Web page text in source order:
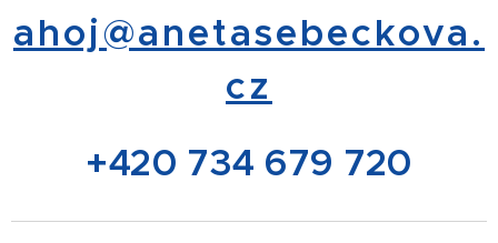
ahoj@anetasebeckova.
cz
+420 734 679 720